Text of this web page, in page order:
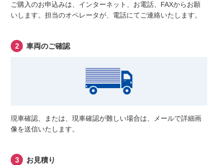
ご購入のお申込みは、インターネット、お電話、FAXからお願
いします。担当のオペレータが、電話にてご連絡いたします。
車両のご確認
現車確認、または、現車確認が難しい場合は、メールで詳細画
像を送信いたします。
お見積り